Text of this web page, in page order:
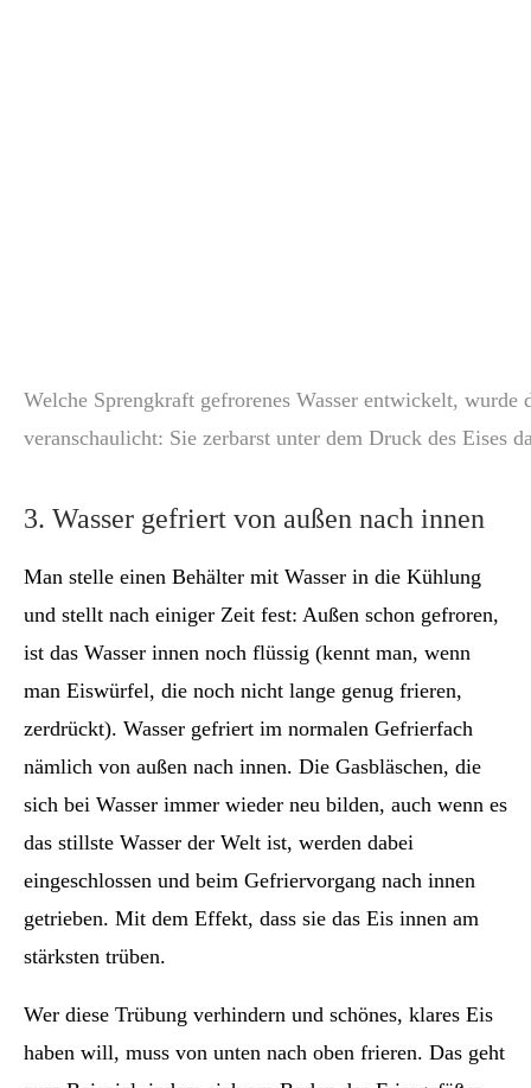
Welche Sprengkraft gefrorenes Wasser entwickelt,
veranschaulicht: Sie zerbarst unter dem Druck des Eises
3. Wasser gefriert von außen nach innen
Man stelle einen Behälter mit Wasser in die Kühlung
und stellt nach einiger Zeit fest: Außen schon gefroren,
ist das Wasser innen noch flüssig (kennt man, wenn
man Eiswürfel, die noch nicht lange genug frieren,
zerdrückt). Wasser gefriert im normalen Gefrierfach
nämlich von außen nach innen. Die Gasbläschen, die
sich bei Wasser immer wieder neu bilden, auch wenn es
das stillste Wasser der Welt ist, werden dabei
eingeschlossen und beim Gefriervorgang nach innen
getrieben. Mit dem Effekt, dass sie das Eis innen am
stärksten trüben.
Wer diese Trübung verhindern und schönes, klares Eis
haben will, muss von unten nach oben frieren. Das geht